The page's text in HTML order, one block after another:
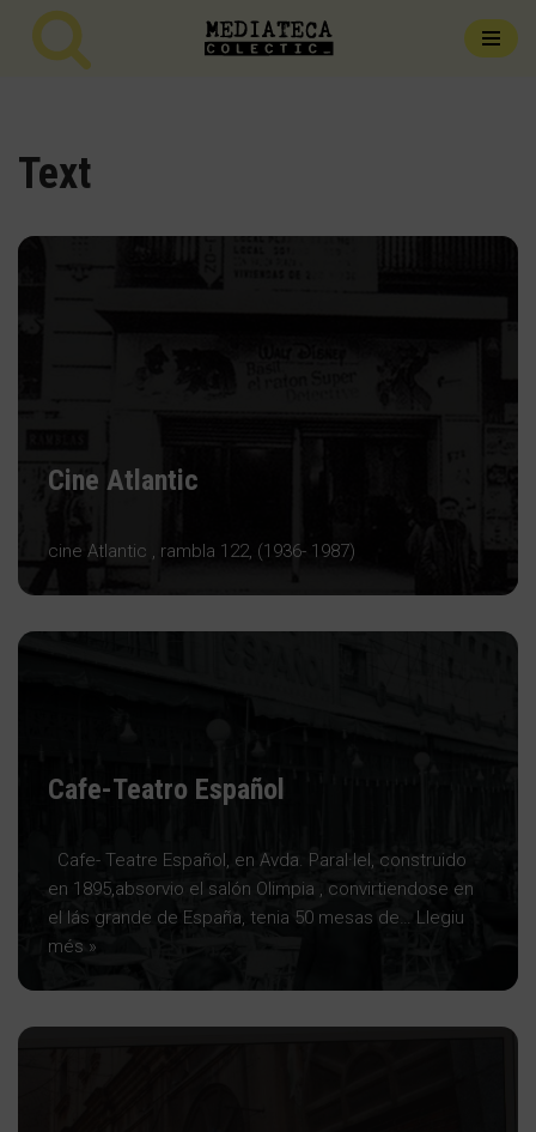
Vés
Text
Cine Atlantic
cine Atlantic , rambla 122, (1936- 1987)
Cafe-Teatro Español
Cafe- Teatre Español, en Avda. Paral·lel, construido
en 1895,absorvio el salón Olimpia , convirtiendose en
el lás grande de España, tenia 50 mesas de… Llegiu
més »